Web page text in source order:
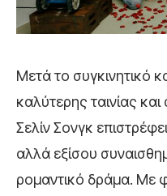
Μετά το συγκινητικό
καλύτερης ταινίας
Σελίν Σονγκ
αλλά εξίσου
ρομαντικό δράμα. Με